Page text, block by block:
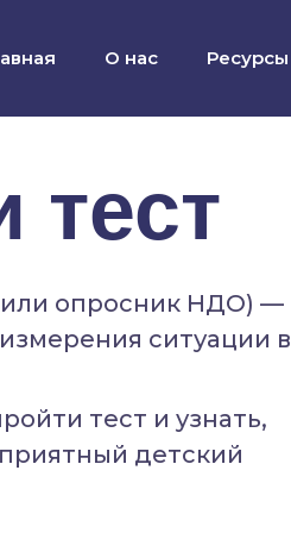
О нас Ресурсы
тест
опросник НДО) —
ситуации в
тест и узнать,
детский